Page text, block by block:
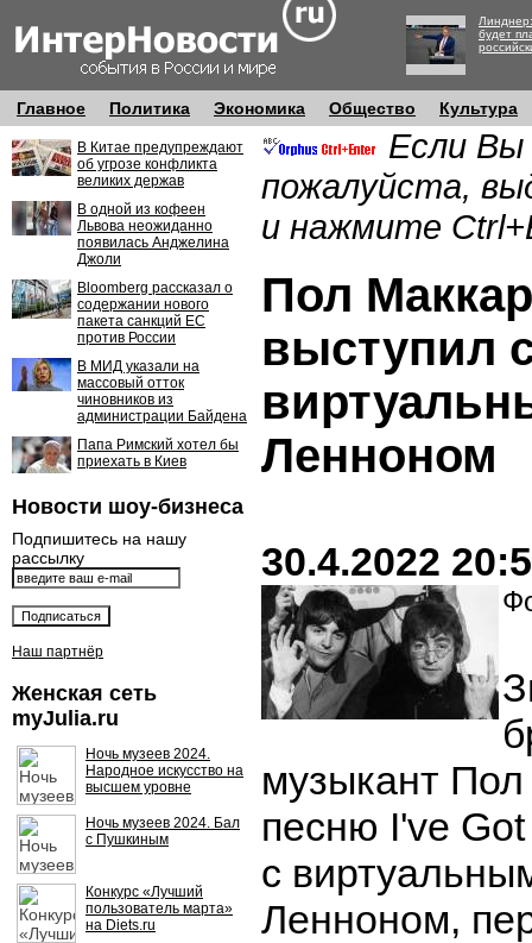
будет
Главное Политика Экономика Общество Культура
В Китае предупреждают
об угрозе конфликта
великих держав
В одной из кофеен
Львова неожиданно
появилась Анджелина
Джоли
Bloomberg рассказал о
содержании нового
пакета санкций ЕС
против России
В МИД указали на
массовый отток
чиновников из
администрации Байдена
Папа Римский хотел бы
приехать в Киев
Новости шоу-бизнеса
Подпишитесь на нашу
рассылку
Наш партнёр
Женская сеть
myJulia.ru
Ночь музеев 2024.
Народное искусство на
высшем уровне
Ночь музеев 2024. Бал
с Пушкиным
Конкурс «Лучший
пользователь марта»
на Diets.ru
Если Вы
пожалуйста,
и нажмите
Пол
выступил
Ленноном
30.4.2022
музыкант
песню I've
с
Ленноном,